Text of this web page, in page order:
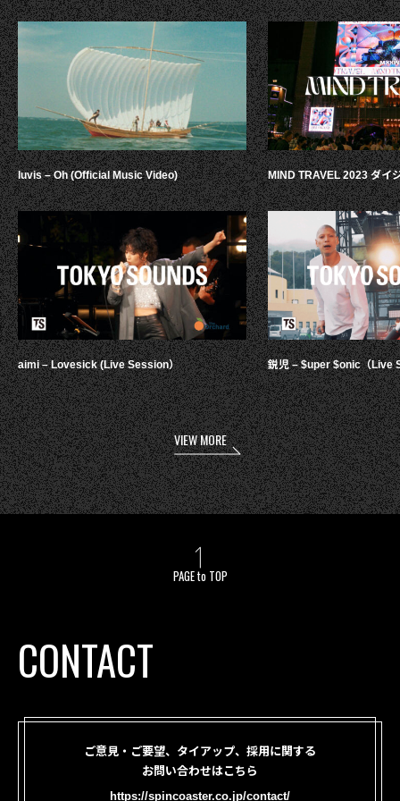
luvis – Oh (Official Music Video)
aimi – Lovesick (Live Session）
MIND TRAVEL 2023 ダイ
鋭児 – $uper $onic（Live
VIEW MORE
PAGE to TOP
CONTACT
ご意見・ご要望、タイアップ、採用に関する
お問い合わせはこちら
https://spincoaster.co.jp/contact/